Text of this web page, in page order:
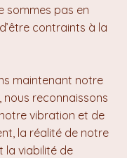
sommes pas en
contraints à la
maintenant notre
nous reconnaissons
vibration et de
la réalité de notre
la viabilité de